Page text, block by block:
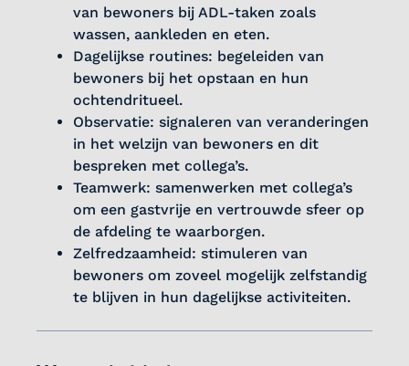
van bewoners bij ADL-taken zoals
wassen, aankleden en eten.
Dagelijkse routines: begeleiden van
bewoners bij het opstaan en hun
ochtendritueel.
Observatie: signaleren van veranderingen
in het welzijn van bewoners en dit
bespreken met collega’s.
Teamwerk: samenwerken met collega’s
om een gastvrije en vertrouwde sfeer op
de afdeling te waarborgen.
Zelfredzaamheid: stimuleren van
bewoners om zoveel mogelijk zelfstandig
te blijven in hun dagelijkse activiteiten.